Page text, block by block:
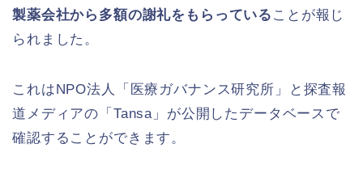
製薬会社から多額の謝礼をもらっている ことが報じ
られました。
これはNPO法人「医療ガバナンス研究所」と探査報
道メディアの「Tansa」が公開したデータベースで
確認することができます。